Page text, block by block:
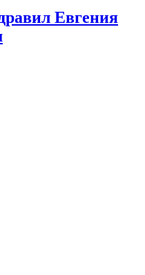
Евгения